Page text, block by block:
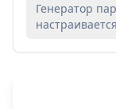
Генератор